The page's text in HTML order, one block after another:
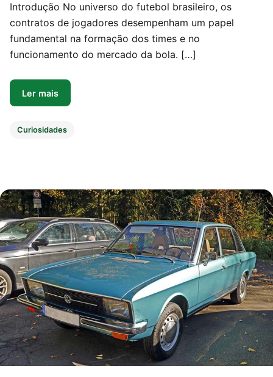
Introdução No universo do futebol brasileiro, os
contratos de jogadores desempenham um papel
fundamental na formação dos times e no
funcionamento do mercado da bola. […]
Ler mais
Curiosidades